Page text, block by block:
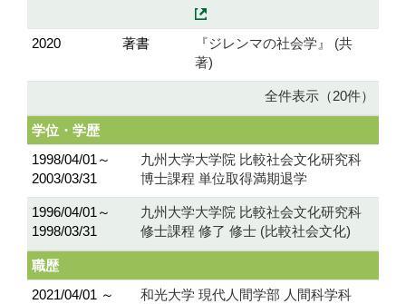
2020 著書
『ジレンマの社会学』 (共
著)
全件表示（20件）
学位・学歴
1998/04/01～
2003/03/31
九州大学大学院 比較社会文化研究科
博士課程 単位取得満期退学
1996/04/01～
1998/03/31
九州大学大学院 比較社会文化研究科
修士課程 修了 修士 (比較社会文化)
職歴
2021/04/01 ～
和光大学 現代人間学部 人間科学科